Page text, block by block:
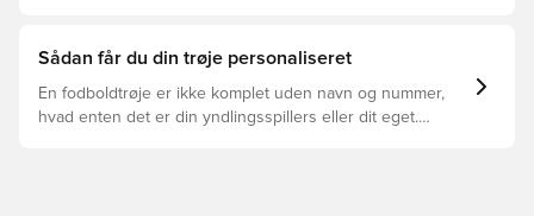
Sådan får du din trøje personaliseret
En fodboldtrøje er ikke komplet uden navn og nummer,
hvad enten det er din yndlingsspillers eller dit eget.